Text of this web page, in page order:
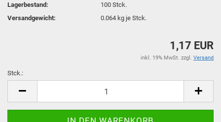
Lagerbestand: 100Stck.
Versandgewicht:
0.064 kg je Stck.
1,17 EUR
inkl. 19% MwSt. zzgl. Versand
Stck.: